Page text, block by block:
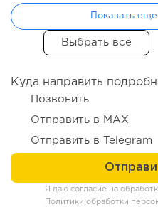
136
интернет-магазине...
Показать
Куда направить
Позвонить
Отправить в MAX
Отправить в Telegram
Я даю согласие на
Политики обработки